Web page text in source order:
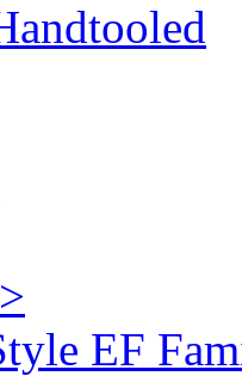
EF